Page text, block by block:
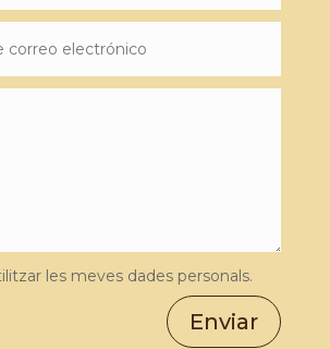
les meves dades personals.
Enviar